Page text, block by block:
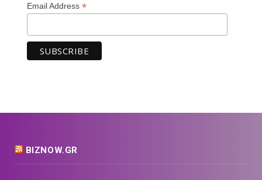
Email Address *
BIZNOW.GR